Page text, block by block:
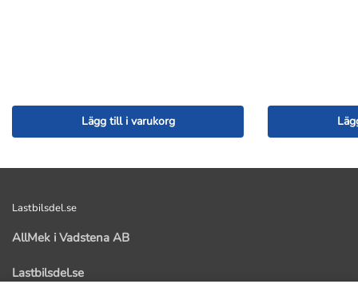
Lägg till i varukorg
Lastbilsdel.se
AllMek i Vadstena AB
Lastbilsdel.se